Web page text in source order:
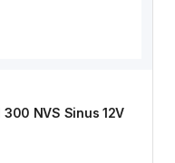
300 NVS Sinus 12V